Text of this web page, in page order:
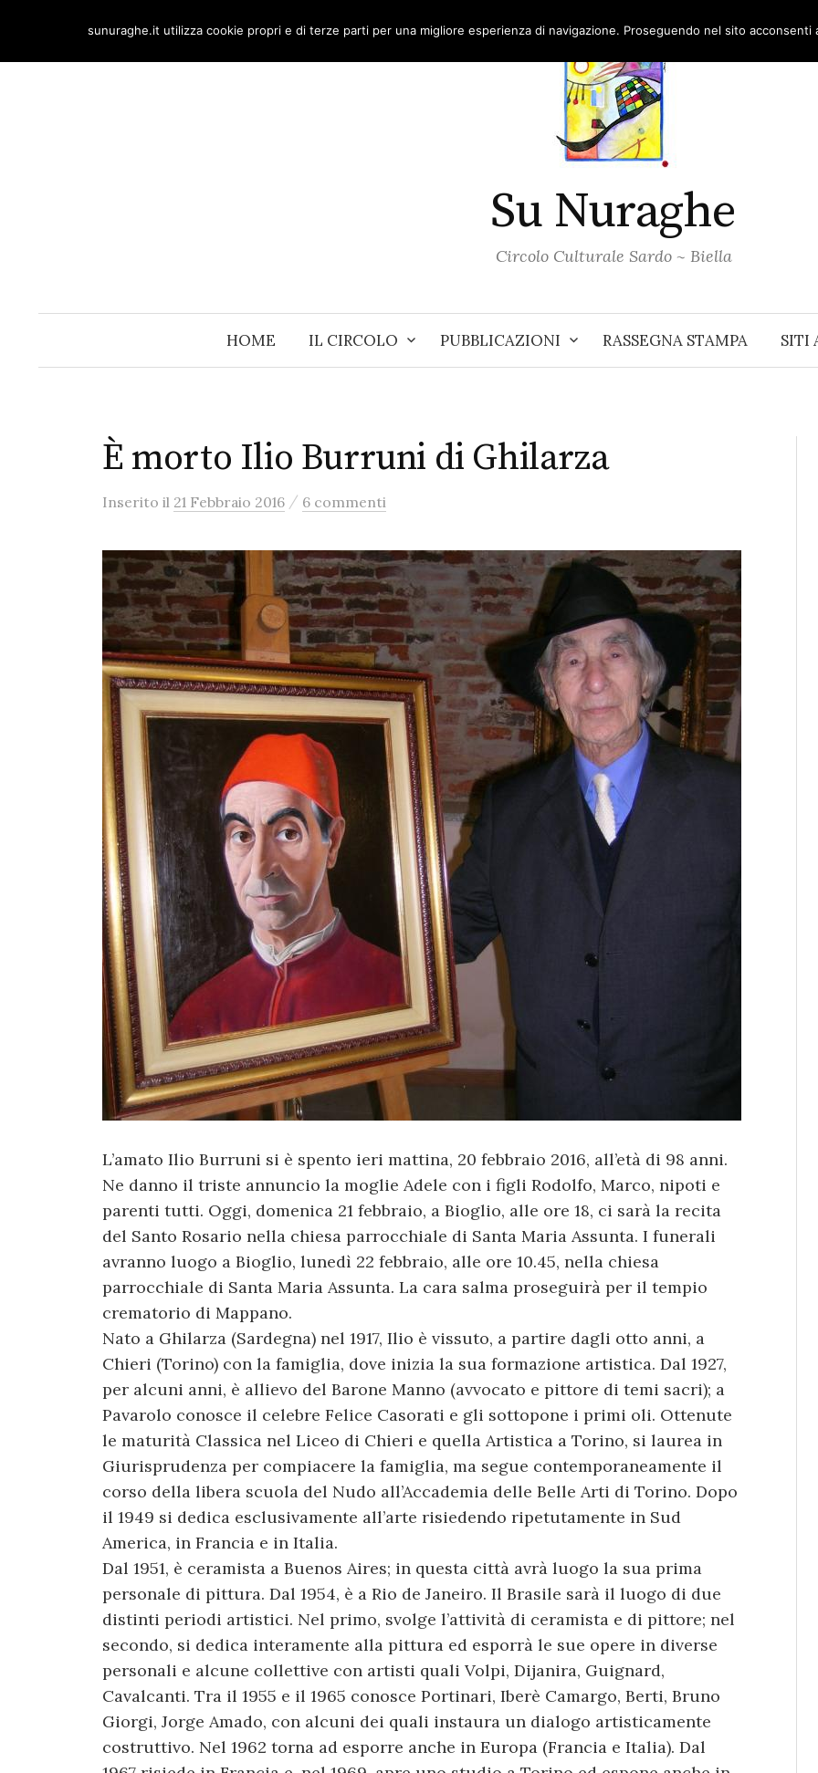
content
Su Nuraghe
Circolo Culturale Sardo ~ Biella
HOME IL CIRCOLO PUBBLICAZIONI RASSEGNA STAMPA SITI
È morto Ilio Burruni di Ghilarza
Inserito il 21 Febbraio 2016 / 6 commenti
L’amato Ilio Burruni si è spento ieri mattina, 20 febbraio 2016, all’età di 98 anni.
Ne danno il triste annuncio la moglie Adele con i figli Rodolfo, Marco, nipoti e
parenti tutti. Oggi, domenica 21 febbraio, a Bioglio, alle ore 18, ci sarà la recita
del Santo Rosario nella chiesa parrocchiale di Santa Maria Assunta. I funerali
avranno luogo a Bioglio, lunedì 22 febbraio, alle ore 10.45, nella chiesa
parrocchiale di Santa Maria Assunta. La cara salma proseguirà per il tempio
crematorio di Mappano.
Nato a Ghilarza (Sardegna) nel 1917, Ilio è vissuto, a partire dagli otto anni, a
Chieri (Torino) con la famiglia, dove inizia la sua formazione artistica. Dal 1927,
per alcuni anni, è allievo del Barone Manno (avvocato e pittore di temi sacri); a
Pavarolo conosce il celebre Felice Casorati e gli sottopone i primi oli. Ottenute
le maturità Classica nel Liceo di Chieri e quella Artistica a Torino, si laurea in
Giurisprudenza per compiacere la famiglia, ma segue contemporaneamente il
corso della libera scuola del Nudo all’Accademia delle Belle Arti di Torino. Dopo
il 1949 si dedica esclusivamente all’arte risiedendo ripetutamente in Sud
America, in Francia e in Italia.
Dal 1951, è ceramista a Buenos Aires; in questa città avrà luogo la sua prima
personale di pittura. Dal 1954, è a Rio de Janeiro. Il Brasile sarà il luogo di due
distinti periodi artistici. Nel primo, svolge l’attività di ceramista e di pittore; nel
secondo, si dedica interamente alla pittura ed esporrà le sue opere in diverse
personali e alcune collettive con artisti quali Volpi, Dijanira, Guignard,
Cavalcanti. Tra il 1955 e il 1965 conosce Portinari, Iberè Camargo, Berti, Bruno
Giorgi, Jorge Amado, con alcuni dei quali instaura un dialogo artisticamente
costruttivo. Nel 1962 torna ad esporre anche in Europa (Francia e Italia). Dal
sunuraghe.it utilizza cookie propri e di terze parti per una migliore esperienza di navigazione. Proseguendo nel sito acconsenti